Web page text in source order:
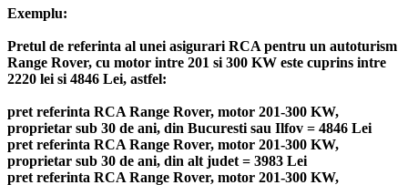
Exemplu:
Pretul de referinta al unei asigurari RCA pentru un autoturism
Range Rover, cu motor intre 201 si 300 KW este cuprins intre
2220 lei si 4846 Lei, astfel:
pret referinta RCA Range Rover, motor 201-300 KW,
proprietar sub 30 de ani, din Bucuresti sau Ilfov = 4846 Lei
pret referinta RCA Range Rover, motor 201-300 KW,
proprietar sub 30 de ani, din alt judet = 3983 Lei
pret referinta RCA Range Rover, motor 201-300 KW,